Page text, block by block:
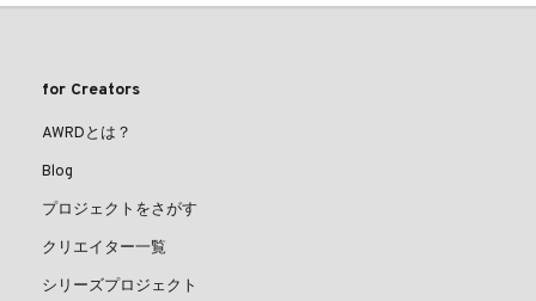
for Creators
AWRDとは？
Blog
プロジェクトをさがす
クリエイター一覧
シリーズプロジェクト